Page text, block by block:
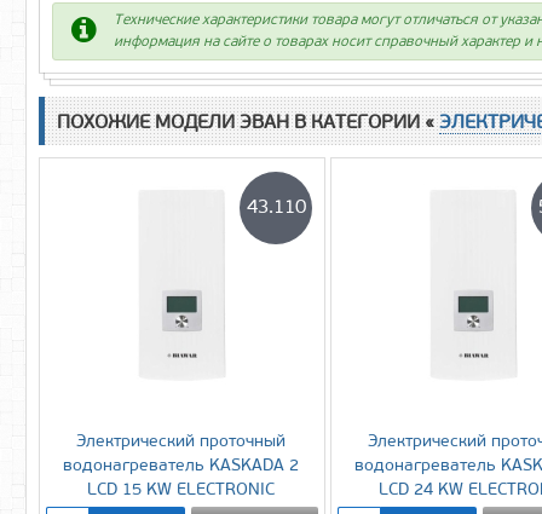
Технические характеристики товара могут отличаться от
информация на сайте о товарах носит справочный характер
ПОХОЖИЕ МОДЕЛИ ЭВАН В КАТЕГОРИИ «
Электрический проточный
водонагреватель KASKADA 2
LCD 15 KW ELECTRONIC
43.110
Электрический
водонагреватель
LCD 24 KW